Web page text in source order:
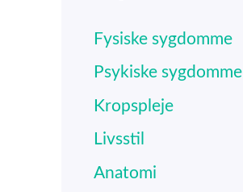
Fysiske sygdomme
Psykiske sygdomme
Kropspleje
Livsstil
Anatomi